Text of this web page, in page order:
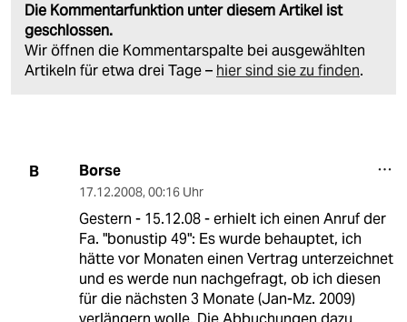
Die Kommentarfunktion unter diesem Artikel ist
geschlossen.
Wir öffnen die Kommentarspalte bei ausgewählten
Artikeln für etwa drei Tage – hier sind sie zu finden.
B Borse
17.12.2008, 00:16 Uhr
Gestern - 15.12.08 - erhielt ich einen Anruf der
Fa. "bonustip 49": Es wurde behauptet, ich
hätte vor Monaten einen Vertrag unterzeichnet
und es werde nun nachgefragt, ob ich diesen
für die nächsten 3 Monate (Jan-Mz. 2009)